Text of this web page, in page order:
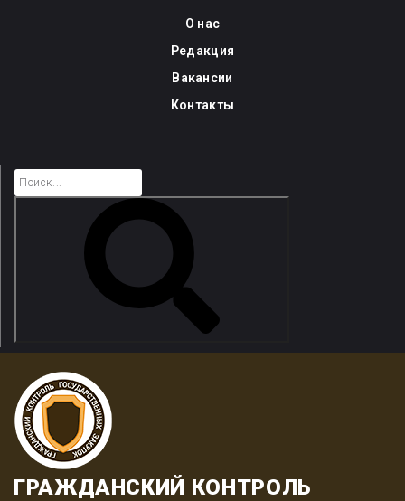
О нас
Редакция
Вакансии
Контакты
ГРАЖДАНСКИЙ КОНТРОЛЬ